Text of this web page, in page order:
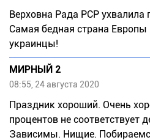
Верховна Рада РСР ухвалила
Самая бедная страна
украинцы!
МИРНЫЙ 2
08:55, 24 августа 2020
Праздник хороший. Очень
процентов не соответствует
Зависимы. Нищие.